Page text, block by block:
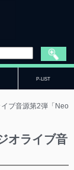
P-LIST
ブ音源第2弾「Neo
オライブ音